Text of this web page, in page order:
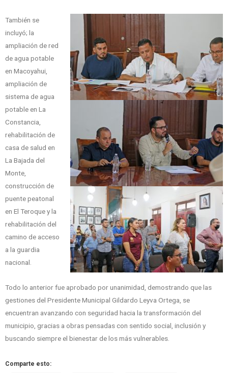
También se
incluyó; la
ampliación de red
de agua potable
en Macoyahui,
ampliación de
sistema de agua
potable en La
Constancia,
rehabilitación de
casa de salud en
La Bajada del
Monte,
construcción de
puente peatonal
en El Teroque y la
rehabilitación del
camino de acceso
a la guardia
nacional.
Todo lo anterior fue aprobado por unanimidad, demostrando que las
gestiones del Presidente Municipal Gildardo Leyva Ortega, se
encuentran avanzando con seguridad hacia la transformación del
municipio, gracias a obras pensadas con sentido social, inclusión y
buscando siempre el bienestar de los más vulnerables.
Comparte esto: